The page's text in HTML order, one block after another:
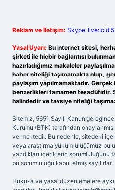
Reklam ve İletişim: Skype:
Yasal Uyarı: Bu internet sitesi,
şirketi ile hiçbir bağlantısı
hazırladığımız makaleler
haber niteliği taşımamakta olup,
paylaşım yapılmamaktadır.
benzerlikleri tamamen tesadüfidir.
halindedir ve tavsiye niteliği
Sitemiz, 5651 Sayılı Kanun
Kurumu (BTK) tarafından
vermektedir. Bu nedenle, sitedeki
veya araştırma yükümlülüğümüz
yazdıkları içeriklerin sorumluluğunu
bu sorumluluğu kabul etmiş sayılırlar.
Hukuka ve yasal düzenlemelere